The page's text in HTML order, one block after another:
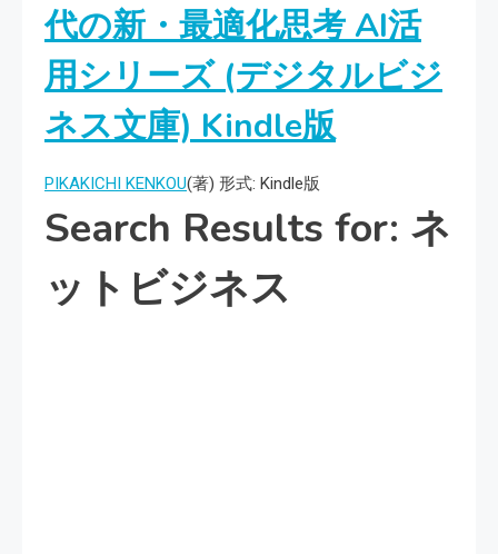
代の新・最適化思考 AI活
用シリーズ (デジタルビジ
ネス文庫) Kindle版
PIKAKICHI KENKOU(著) 形式: Kindle版
Search Results for: ネ
ットビジネス